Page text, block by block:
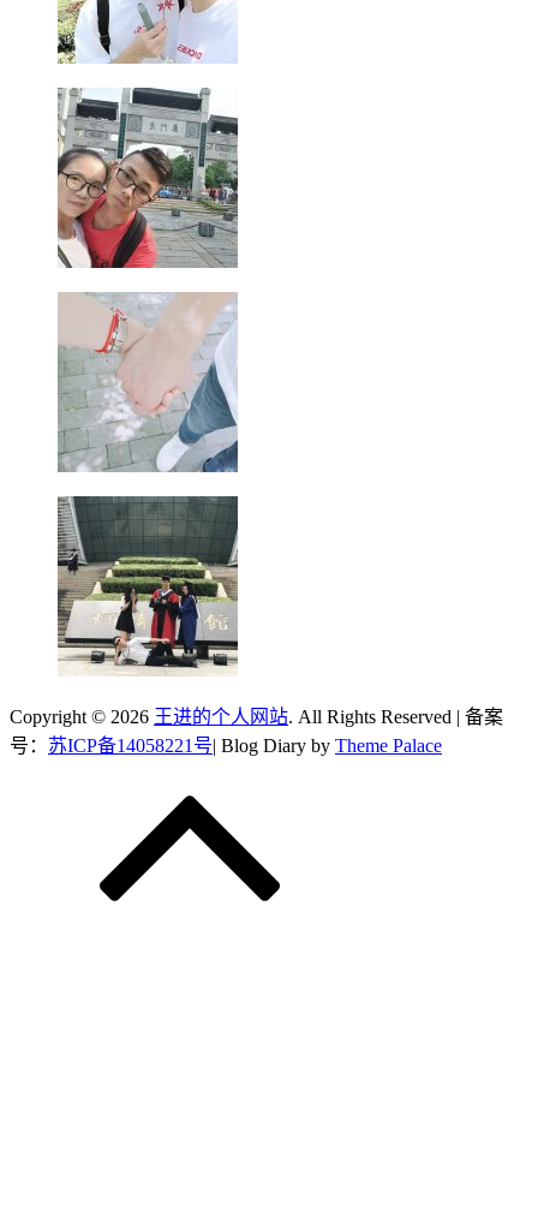
Copyright © 2026 王进的个人网站. All Rights Reserved | 备案
号： 苏ICP备14058221号| Blog Diary by Theme Palace